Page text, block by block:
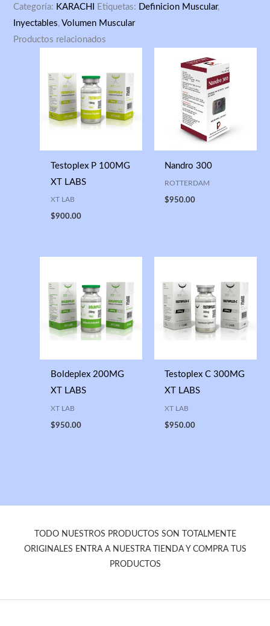
Categoría: KARACHI Etiquetas: Definicion Muscular,
Inyectables,Volumen Muscular
Productos relacionados
Testoplex P 100MG
XT LABS
XT LAB
$900.00
Nandro 300
ROTTERDAM
$950.00
Boldeplex 200MG
XT LABS
XT LAB
$950.00
Testoplex C 300MG
XT LABS
XT LAB
$950.00
TODO NUESTROS PRODUCTOS SON TOTALMENTE
ORIGINALES ENTRA A NUESTRA TIENDA Y COMPRA TUS
PRODUCTOS